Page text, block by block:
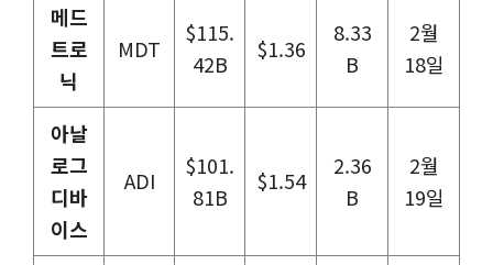
메드
트로
닉
MDT
$115.
42B
$1.36
8.33
B
2월
18일
아날
로그
디바
이스
ADI
$101.
81B
$1.54
2.36
B
2월
19일